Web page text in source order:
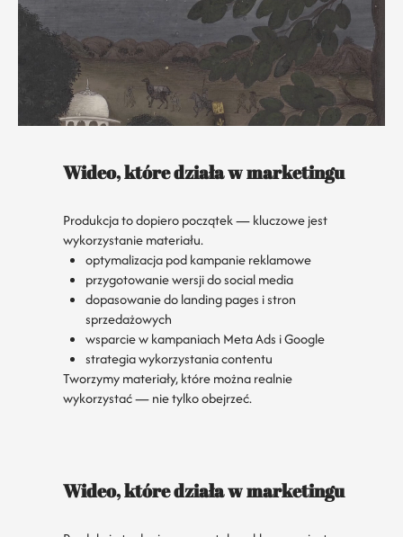
Wideo, które działa w marketingu
Produkcja to dopiero początek — kluczowe jest
wykorzystanie materiału.
optymalizacja pod kampanie reklamowe
przygotowanie wersji do social media
dopasowanie do landing pages i stron
sprzedażowych
wsparcie w kampaniach Meta Ads i Google
strategia wykorzystania contentu
Tworzymy materiały, które można realnie
wykorzystać — nie tylko obejrzeć.
Wideo, które działa w marketingu